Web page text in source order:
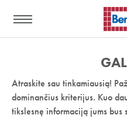
nuoroda:
Atraskite sau tinkamiausią!
dominančius kriterijus. Kuo
tikslesnę informaciją jums bus